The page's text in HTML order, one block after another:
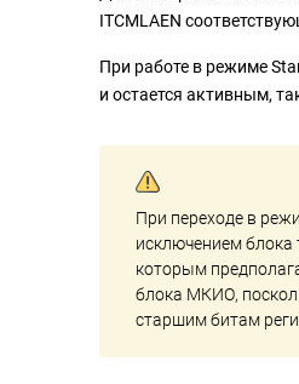
ITCMLAEN
При работе в режиме
и остается активным,
При переходе в
исключением блока
которым
блока МКИО,
старшим битам